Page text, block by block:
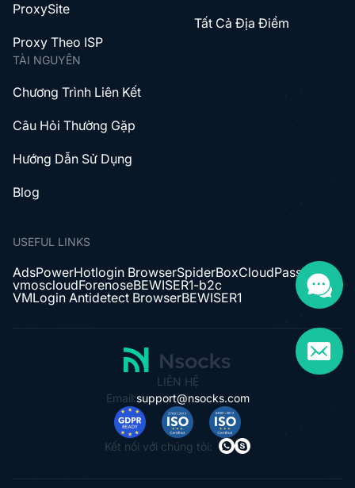
ProxySite
Proxy Theo ISP
Tất Cả Địa Điểm
TÀI NGUYÊN
Chương Trình Liên Kết
Câu Hỏi Thường Gặp
Hướng Dẫn Sử Dụng
Blog
USEFUL LINKS
AdsPowerHotlogin BrowserSpiderBoxCloudPass
vmoscloudForenoseBEWISER1-b2c
VMLogin Antidetect BrowserBEWISER1
LIÊN HỆ
Email:support@nsocks.com
Kết nối với chúng tôi: